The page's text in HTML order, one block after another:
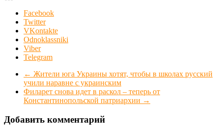
Facebook
Twitter
VKontakte
Odnoklassniki
Viber
Telegram
← Жители юга Украины хотят, чтобы в школах русский
учили наравне с украинским
Филарет снова идет в раскол – теперь от
Константинопольской патриархии →
Добавить комментарий